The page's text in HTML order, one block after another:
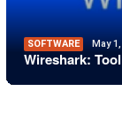
SOFTWARE May
Wireshark: